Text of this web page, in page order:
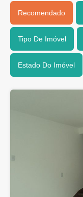
Recomendado
Tipo De Imóvel
Estado Do Imóvel